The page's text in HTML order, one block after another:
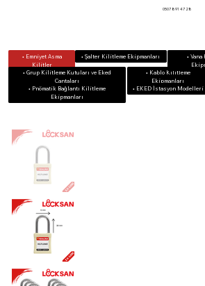
0507 891 47 28
• Emniyet Asma
Kilitler
• Grup Kilitleme Kutuları ve Eked
Çantaları
• Şalter Kilitleme Ekipmanları
• Kablo Kilitleme
Ekipmanları
•
• Pnömatik Bağlantı Kilitleme
Ekipmanları
• EKED İstasyon Modelleri